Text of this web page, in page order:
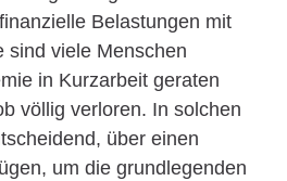
Belastungen mit
sind viele Menschen
in Kurzarbeit geraten
völlig verloren. In solchen
über einen
um die grundlegenden